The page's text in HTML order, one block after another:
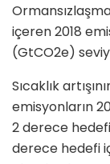
içeren 2018
(GtCO2e)
Sıcaklık
emisyonların
2 derece
derece hedefi